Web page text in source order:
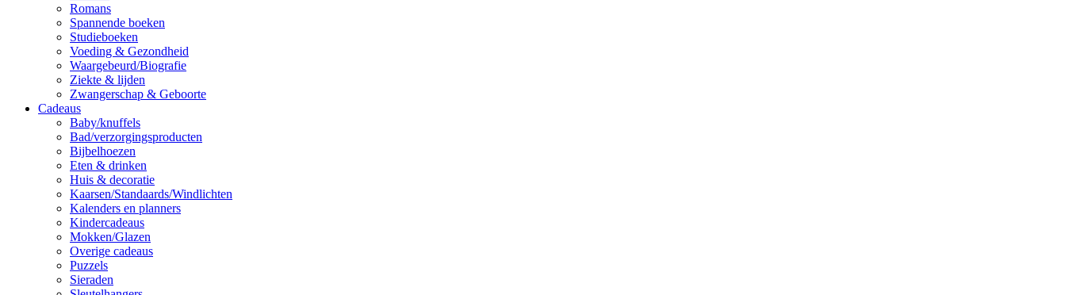
Romans
Spannende boeken
Studieboeken
Voeding & Gezondheid
Waargebeurd/Biografie
Ziekte & lijden
Zwangerschap & Geboorte
Cadeaus
Baby/knuffels
Bad/verzorgingsproducten
Bijbelhoezen
Eten & drinken
Huis & decoratie
Kaarsen/Standaards/Windlichten
Kalenders en planners
Kindercadeaus
Mokken/Glazen
Overige cadeaus
Puzzels
Sieraden